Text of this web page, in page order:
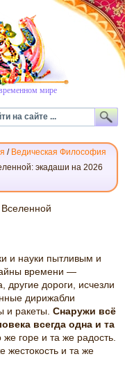
мире
/ Ведическая Философия
экадаши на 2026
и науки пытливым и
времени —
другие дороги, исчезли
дирижабли
и ракеты. Снаружи всё
всегда одна и та
же горе и та же радость.
жестокость и та же